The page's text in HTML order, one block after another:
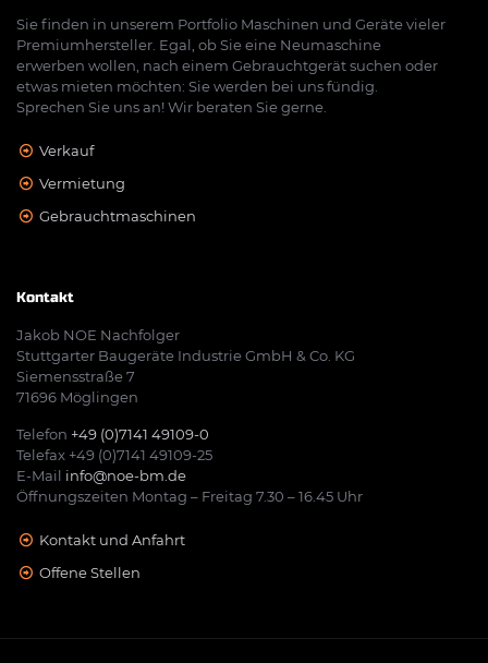
Sie finden in unserem Portfolio Maschinen und Geräte vieler
Premiumhersteller. Egal, ob Sie eine Neumaschine
erwerben wollen, nach einem Gebrauchtgerät suchen oder
etwas mieten möchten: Sie werden bei uns fündig.
Sprechen Sie uns an! Wir beraten Sie gerne.
Verkauf
Vermietung
Gebrauchtmaschinen
Kontakt
Jakob NOE Nachfolger
Stuttgarter Baugeräte Industrie GmbH & Co. KG
Siemensstraße 7
71696 Möglingen
Telefon +49 (0)7141 49109-0
Telefax +49 (0)7141 49109-25
E-Mail info@noe-bm.de
Öffnungszeiten Montag – Freitag 7.30 – 16.45 Uhr
Kontakt und Anfahrt
Offene Stellen